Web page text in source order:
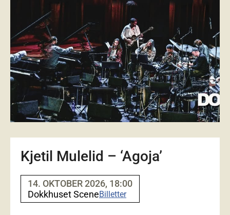
Kjetil Mulelid – ‘Agoja’
14. OKTOBER 2026, 18:00
Dokkhuset SceneBilletter